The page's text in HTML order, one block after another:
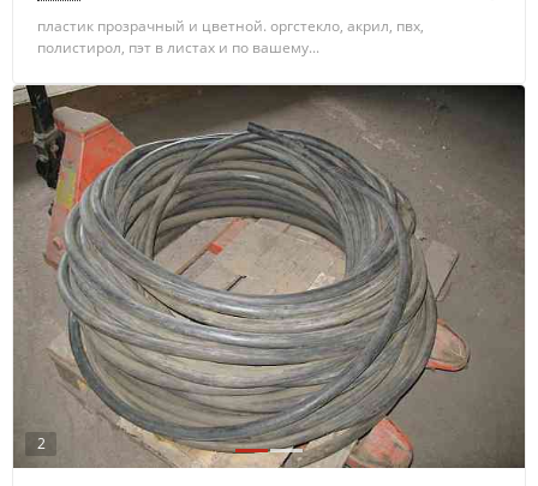
пластик прозрачный и цветной. оргстекло, акрил, пвх,
полистирол, пэт в листах и по вашему...
2